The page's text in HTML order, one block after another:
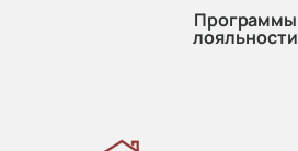
Программы
лояльности